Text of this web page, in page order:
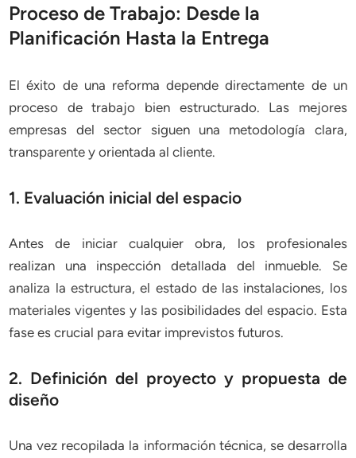
Proceso de Trabajo: Desde la
Planificación Hasta la Entrega
El éxito de una reforma depende directamente de un
proceso de trabajo bien estructurado. Las mejores
empresas del sector siguen una metodología clara,
transparente y orientada al cliente.
1. Evaluación inicial del espacio
Antes de iniciar cualquier obra, los profesionales
realizan una inspección detallada del inmueble. Se
analiza la estructura, el estado de las instalaciones, los
materiales vigentes y las posibilidades del espacio. Esta
fase es crucial para evitar imprevistos futuros.
2. Definición del proyecto y propuesta de
diseño
Una vez recopilada la información técnica, se desarrolla